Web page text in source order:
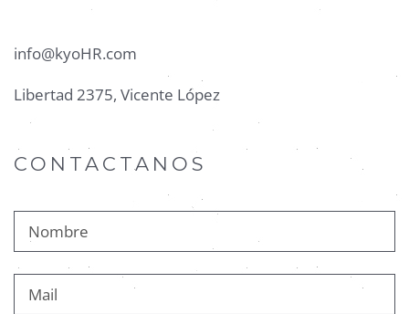
info@kyoHR.com
Libertad 2375, Vicente López
CONTACTANOS